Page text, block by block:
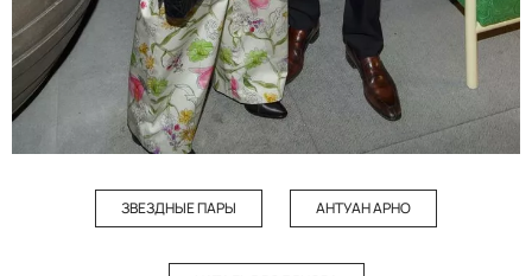
ЗВЕЗДНЫЕ ПАРЫ АНТУАН АРНО